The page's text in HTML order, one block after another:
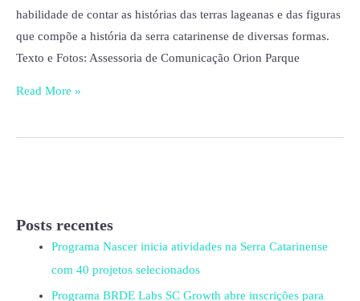
habilidade de contar as histórias das terras lageanas e das figuras
que compõe a história da serra catarinense de diversas formas.
Texto e Fotos: Assessoria de Comunicação Orion Parque
Read More »
Posts recentes
Programa Nascer inicia atividades na Serra Catarinense
com 40 projetos selecionados
Programa BRDE Labs SC Growth abre inscrições para